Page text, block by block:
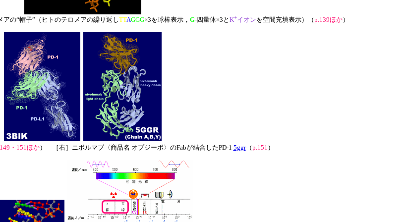
の“帽子”（ヒトのテロメアの繰り返しTTAGGG×3を球棒表示， G-四量体×3と K+イオンを空間充填表示）（p.139ほか）
・151ほか） ［右］ニボルマブ〈商品名 オプジーボ〉のFabが結合したPD-1 5ggr（p.151 ）